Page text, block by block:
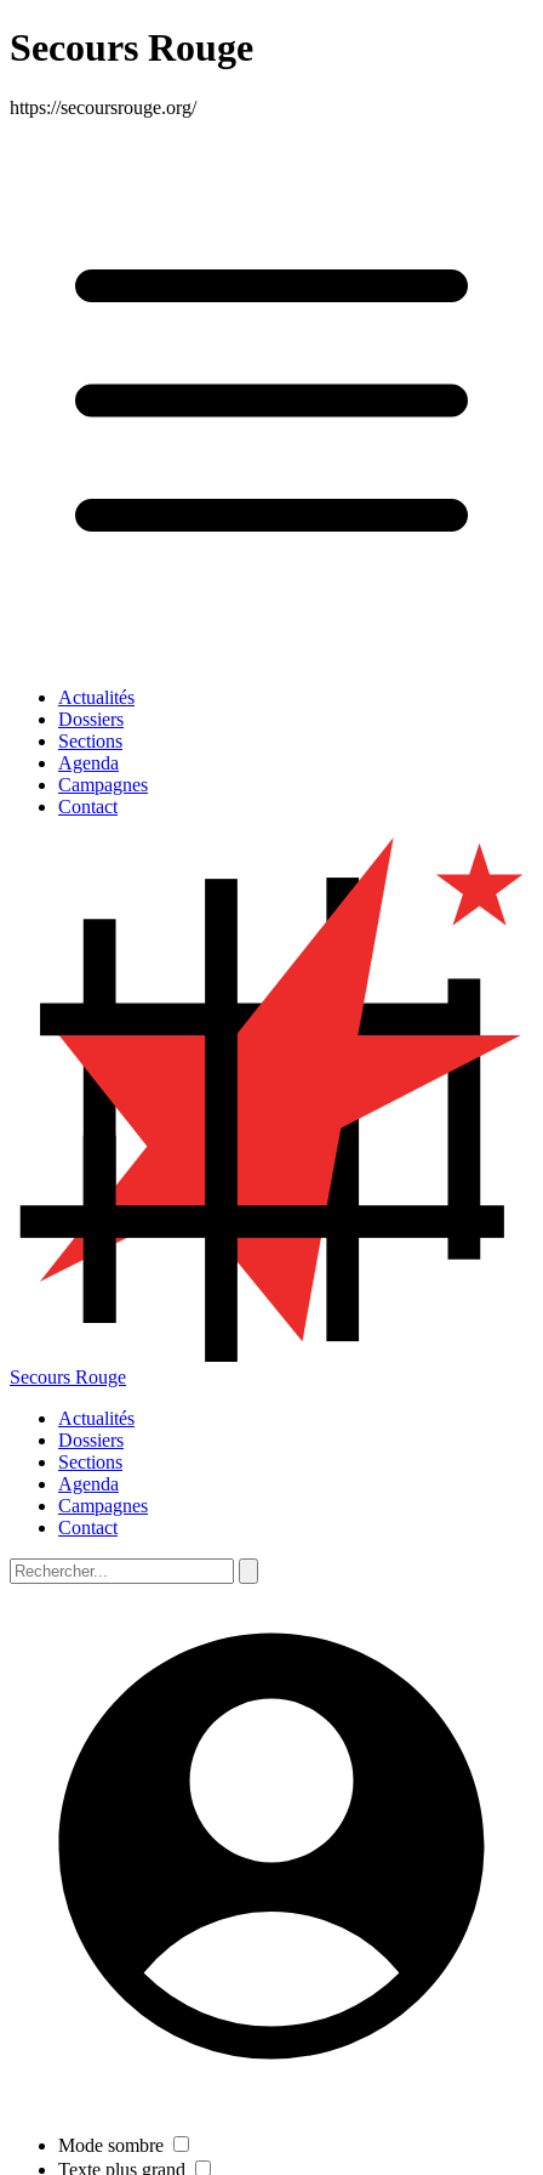
Secours Rouge
https://secoursrouge.org/
Actualités
Dossiers
Sections
Agenda
Campagnes
Contact
Secours Rouge
Actualités
Dossiers
Sections
Agenda
Campagnes
Contact
Mode sombre
Texte plus grand